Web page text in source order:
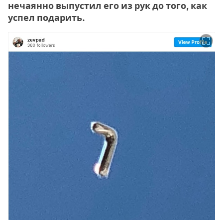
нечаянно выпустил его из рук до того, как
успел подарить.